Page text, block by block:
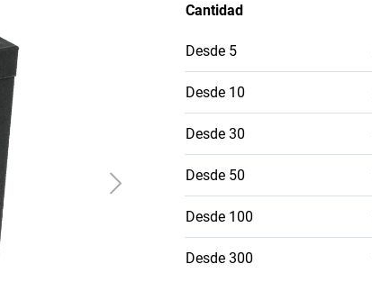
Cantidad
Desde 5
Desde 10
Desde 30
Desde 50
Desde 100
Desde 300